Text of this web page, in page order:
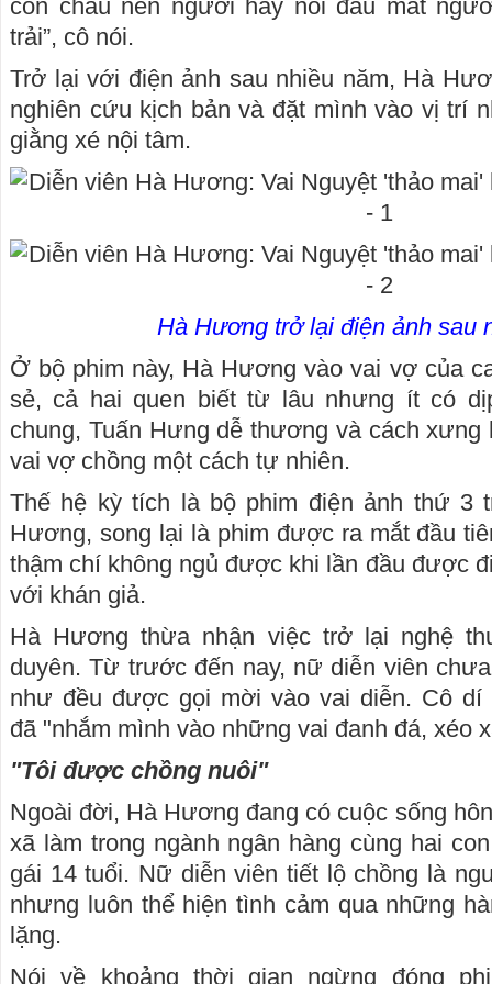
con cháu nên người hay nỗi đau mất
trải”, cô nói.
Trở lại với điện ảnh sau nhiều năm, Hà
nghiên cứu kịch bản và đặt mình vào vị trí
giằng xé nội tâm.
Hà Hương trở lại điện ảnh sau
Ở bộ phim này, Hà Hương vào vai vợ của
sẻ, cả hai quen biết từ lâu nhưng ít có
chung, Tuấn Hưng dễ thương và cách xưng
vai vợ chồng một cách tự nhiên.
Thế hệ kỳ tích là bộ phim điện ảnh thứ 3
Hương, song lại là phim được ra mắt đầu
thậm chí không ngủ được khi lần đầu được
với khán giả.
Hà Hương thừa nhận việc trở lại nghệ
duyên. Từ trước đến nay, nữ diễn viên
như đều được gọi mời vào vai diễn. Cô dí
đã "nhắm mình vào những vai đanh đá, xéo
"Tôi được chồng nuôi"
Ngoài đời, Hà Hương đang có cuộc sống
xã làm trong ngành ngân hàng cùng hai
gái 14 tuổi. Nữ diễn viên tiết lộ chồng là
nhưng luôn thể hiện tình cảm qua những
lặng.
Nói về khoảng thời gian ngừng đóng